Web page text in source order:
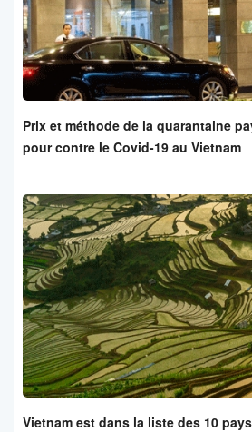
Prix et méthode de la quarantaine
pour contre le Covid-19 au Vietnam
Vietnam est dans la liste des 10